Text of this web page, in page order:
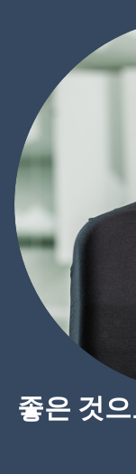
좋은 것